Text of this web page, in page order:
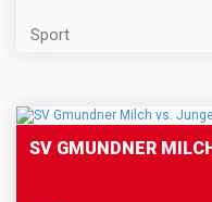
Sport
SV GMUNDNER